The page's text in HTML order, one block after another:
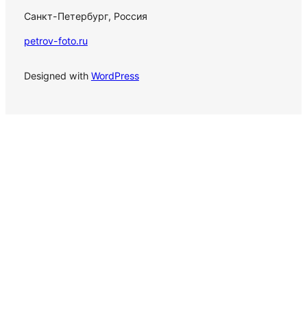
Санкт-Петербург, Россия
petrov-foto.ru
Designed with WordPress